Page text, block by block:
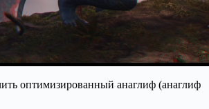
оптимизированный анаглиф (анаглиф